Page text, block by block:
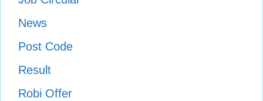
News
Post Code
Result
Robi Offer